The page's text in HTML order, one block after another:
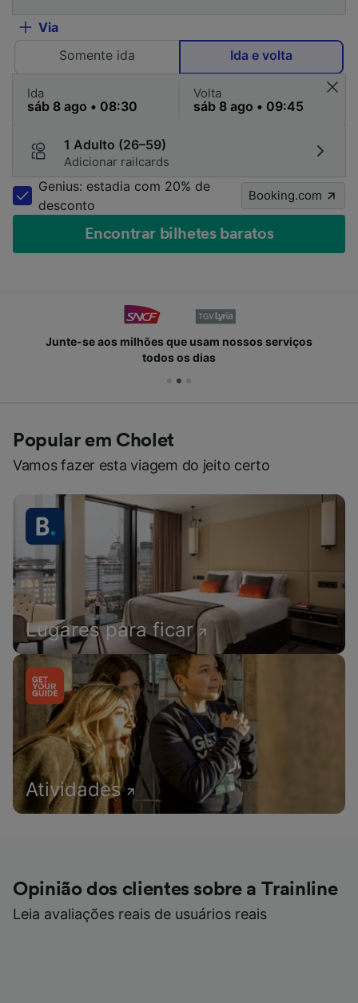
Via
Somente ida
Ida e volta
Ida Volta
1 Adulto (26–59)
Adicionar railcards
Genius: estadia com 20% de
desconto
Booking.com
Encontrar bilhetes baratos
Junte-se aos milhões que usam nossos serviços
todos os dias
Popular em Cholet
Vamos fazer esta viagem do jeito certo
Lugares para ficar
Atividades
Opinião dos clientes sobre a Trainline
Leia avaliações reais de usuários reais